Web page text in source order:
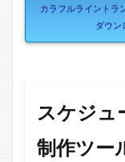
カラフルライントラ
ダウン
スケジュ
制作ツー